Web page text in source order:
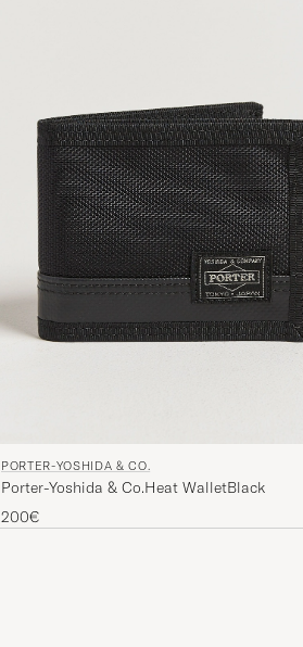
PORTER-YOSHIDA & CO.
Porter-Yoshida & Co.Heat WalletBlack
200€